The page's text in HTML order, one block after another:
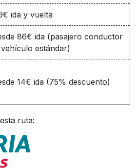
ida y vuelta
86€ ida (pasajero conductor
estándar)
14€ ida (75% descuento)
ruta: